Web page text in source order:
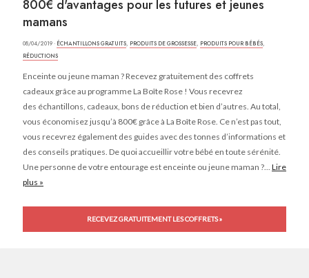
800€ d'avantages pour les futures et jeunes
mamans
08/04/2019 · ÉCHANTILLONS GRATUITS, PRODUITS DE GROSSESSE, PRODUITS POUR BÉBÉS,
RÉDUCTIONS
Enceinte ou jeune maman ? Recevez gratuitement des coffrets
cadeaux grâce au programme La Boîte Rose ! Vous recevrez
des échantillons, cadeaux, bons de réduction et bien d’autres. Au total,
vous économisez jusqu’à 800€ grâce à La Boîte Rose. Ce n’est pas tout,
vous recevrez également des guides avec des tonnes d’informations et
des conseils pratiques. De quoi accueillir votre bébé en toute sérénité.
Une personne de votre entourage est enceinte ou jeune maman ?... Lire
plus »
RECEVEZ GRATUITEMENT LES COFFRETS »